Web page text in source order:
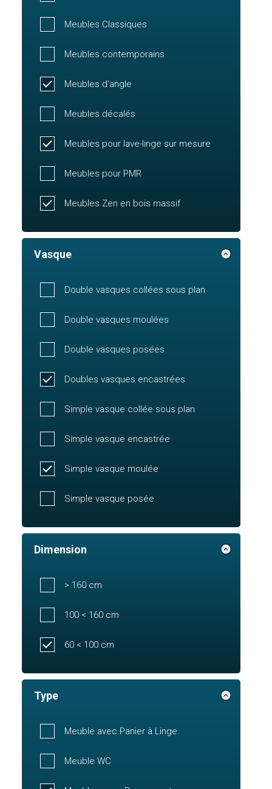
Meubles Classiques
Meubles contemporains
Meubles d'angle
Meubles décalés
Meubles pour lave-linge sur mesure
Meubles pour PMR
Meubles Zen en bois massif
Vasque
Double vasques collées sous plan
Double vasques moulées
Double vasques posées
Doubles vasques encastrées
Simple vasque collée sous plan
Simple vasque encastrée
Simple vasque moulée
Simple vasque posée
Dimension
> 160 cm
100 < 160 cm
60 < 100 cm
Type
Meuble avec Panier à Linge
Meuble WC